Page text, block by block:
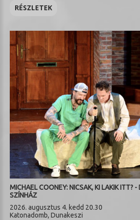
RÉSZLETEK
MICHAEL COONEY: NICSAK, KI LAKIK ITT? -
SZÍNHÁZ
2026. augusztus 4. kedd 20.30
Katonadomb, Dunakeszi